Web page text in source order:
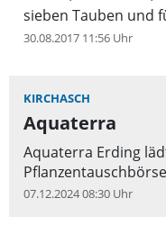
sieben Tauben und
Vereinssprecherin
30.08.2017 11:56 Uhr
KIRCHASCH
Aquaterra
Aquaterra Erding
07.12.2024 08:30 Uhr